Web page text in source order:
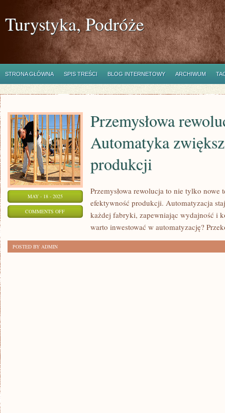
Turystyka, Podróże
STRONA GŁÓWNA SPIS TREŚCI BLOG INTERNETOWY ARCHIWUM
MAY - 18 - 2025
COMMENTS OFFON
Przemysłowa
Automatyka
produkcji
Przemysłowa rewolucja to nie tylko nowe
efektywność produkcji. Automatyzacja
każdej fabryki, zapewniając wydajność i
warto inwestować w automatyzację?
POSTED BY ADMIN